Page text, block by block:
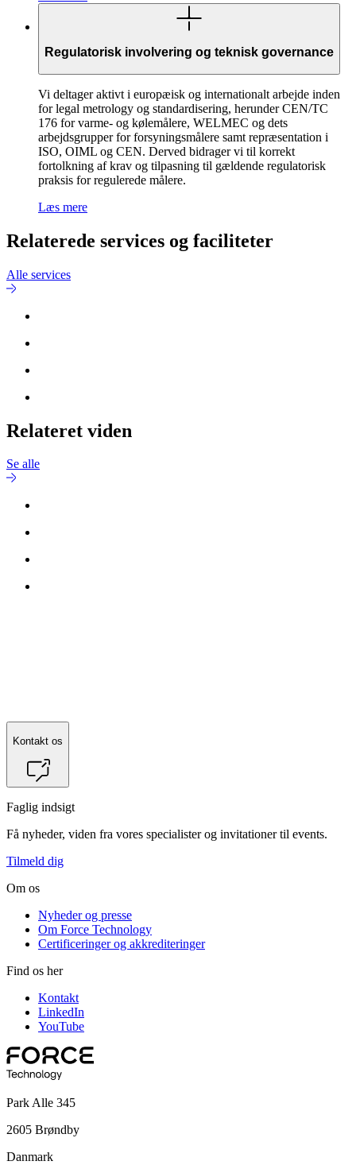
Regulatorisk involvering og teknisk governance
Vi deltager aktivt i europæisk og internationalt arbejde inden
for legal metrology og standardisering, herunder CEN/TC
176 for varme- og kølemålere, WELMEC og dets
arbejdsgrupper for forsyningsmålere samt repræsentation i
ISO, OIML og CEN. Derved bidrager vi til korrekt
fortolkning af krav og tilpasning til gældende regulatorisk
praksis for regulerede målere.
Læs mere
Relaterede services og faciliteter
Alle services
Relateret viden
Se alle
Kontakt os
Faglig indsigt
Få nyheder, viden fra vores specialister og invitationer til events.
Tilmeld dig
Om os
Nyheder og presse
Om Force Technology
Certificeringer og akkrediteringer
Find os her
Kontakt
LinkedIn
YouTube
Park Alle 345
2605 Brøndby
Danmark